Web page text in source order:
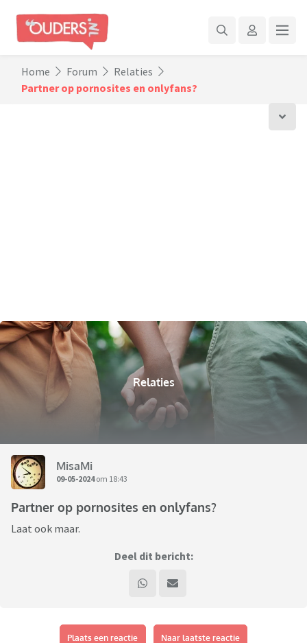
Home Forum
Relaties
Partner op pornosites en onlyfans?
Relaties
MisaMi
09-05-2024om 18:43
Partner op pornosites en onlyfans?
Laat ook maar.
Deel dit bericht:
Plaats een reactie Naar laatste reactie